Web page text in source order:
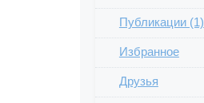
Публикации (1)
Избранное
Друзья